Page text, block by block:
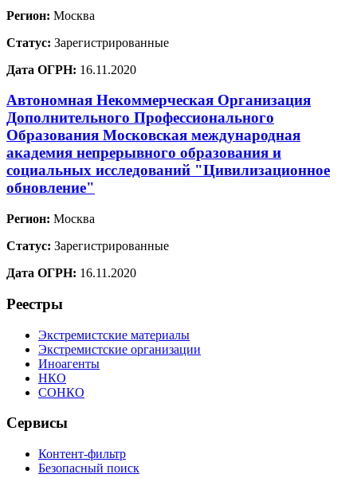
Регион: Москва
Статус: Зарегистрированные
Дата ОГРН: 16.11.2020
Автономная Некоммерческая Организация
Дополнительного Профессионального
Образования Московская международная
академия непрерывного образования и
социальных исследований "Цивилизационное
обновление"
Регион: Москва
Статус: Зарегистрированные
Дата ОГРН: 16.11.2020
Реестры
Экстремистские материалы
Экстремистские организации
Иноагенты
НКО
СОНКО
Сервисы
Контент-фильтр
Безопасный поиск